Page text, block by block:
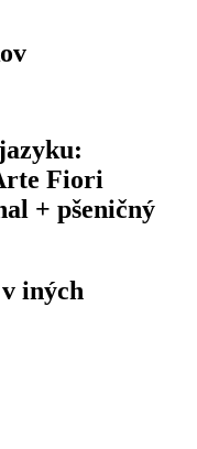
Fiori
+ pšeničný
iných